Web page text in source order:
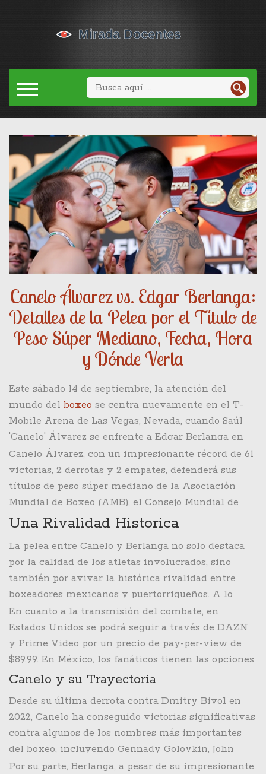
Canelo Álvarez vs. Edgar Berlanga:
Detalles de la Pelea por el Título de
Peso Súper Mediano, Fecha, Hora
y Dónde Verla
Este sábado 14 de septiembre, la atención del
mundo del boxeo se centra nuevamente en el T-
Mobile Arena de Las Vegas, Nevada, cuando Saúl
'Canelo' Álvarez se enfrente a Edgar Berlanga en
una de las peleas más esperadas del año. La pelea,
programada para comenzar alrededor de las 11:50
PM hora de Argentina (8:50 PM EST, 7:50 PM CST,
6:50 PM PST en Estados Unidos, y 9:50 PM en
México), promete ser un espectáculo de primer
Canelo Álvarez, con un impresionante récord de 61
victorias, 2 derrotas y 2 empates, defenderá sus
títulos de peso súper mediano de la Asociación
Mundial de Boxeo (AMB), el Consejo Mundial de
Boxeo (CMB) y la Federación Internacional de
invicto con 22 victorias y 17 nocauts, busca
consolidarse e impresionar a los fanáticos del
boxeo enfrentándose a uno de los mejores púgiles
de la historia.
Una Rivalidad Historica
La pelea entre Canelo y Berlanga no solo destaca
por la calidad de los atletas involucrados, sino
también por avivar la histórica rivalidad entre
boxeadores mexicanos y puertorriqueños. A lo
largo de la historia, esta rivalidad ha producido
combates memorables y ha dejado una marca
indeleble en el mundo del boxeo.
En cuanto a la transmisión del combate, en
Estados Unidos se podrá seguir a través de DAZN
y Prime Video por un precio de pay-per-view de
$89.99. En México, los fanáticos tienen las opciones
de TUDN, TV Azteca y ESPN, mientras que en
plataforma de streaming Disney+. Por supuesto, se
espera que millones de aficionados sintonizarán
para ver cómo se desarrolla este enfrentamiento
tan esperado.
Canelo y su Trayectoria
Desde su última derrota contra Dmitry Bivol en
2022, Canelo ha conseguido victorias significativas
contra algunos de los nombres más importantes
del boxeo, incluyendo Gennady Golovkin, John
Ryder, Jermell Charlo y Jaime Munguía. Cada pelea
Por su parte, Berlanga, a pesar de su impresionante